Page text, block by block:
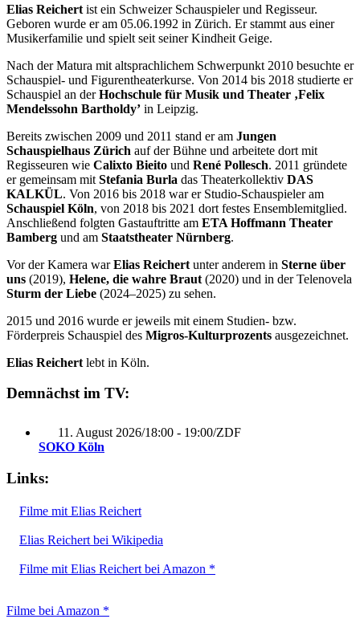
Elias Reichert ist ein Schweizer Schauspieler und Regisseur.
Geboren wurde er am 05.06.1992 in Zürich. Er stammt aus einer
Musikerfamilie und spielt seit seiner Kindheit Geige.
Nach der Matura mit altsprachlichem Schwerpunkt 2010 besuchte er
Schauspiel- und Figurentheaterkurse. Von 2014 bis 2018 studierte er
Schauspiel an derHochschule für Musik und Theater ‚Felix
Mendelssohn Bartholdy’ in Leipzig.
Bereits zwischen 2009 und 2011 stand er am Jungen
Schauspielhaus Zürich auf der Bühne und arbeitete dort mit
Regisseuren wie Calixto Bieito und René Pollesch. 2011 gründete
er gemeinsam mit Stefania Burla das Theaterkollektiv DAS
KALKÜL. Von 2016 bis 2018 war er Studio-Schauspieler am
Schauspiel Köln, von 2018 bis 2021 dort festes Ensemblemitglied.
Anschließend folgten Gastauftritte am ETA Hoffmann Theater
Bamberg und am Staatstheater Nürnberg.
Vor der Kamera warElias Reichert unter anderem in Sterne über
uns (2019), Helene, die wahre Braut (2020) und in der Telenovela
Sturm der Liebe (2024–2025) zu sehen.
2015 und 2016 wurde er jeweils mit einem Studien- bzw.
Förderpreis Schauspiel des Migros-Kulturprozents ausgezeichnet.
Elias Reichert lebt in Köln.
Demnächst im TV:
11. August 2026/18:00 - 19:00/ZDF
SOKO Köln
Links:
Filme mit Elias Reichert
Elias Reichert bei Wikipedia
Filme mit Elias Reichert bei Amazon *
Filme bei Amazon *